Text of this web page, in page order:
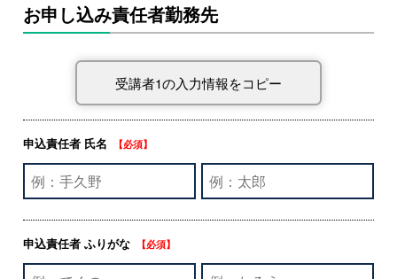
お申し込み責任者勤務先
申込責任者 氏名 【必須】
申込責任者 ふりがな 【必須】